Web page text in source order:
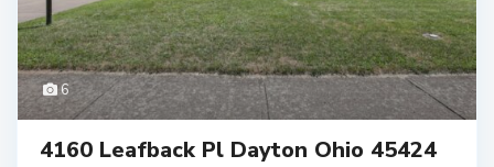
6
4160 Leafback Pl Dayton Ohio 45424